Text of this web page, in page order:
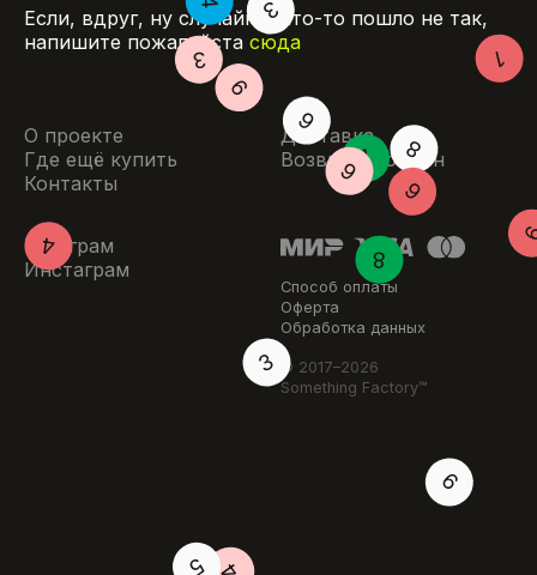
Если, вдруг, ну случайно, что-то пошло не так,
напишите пожалуйста сюда
О проекте
Где ещё купить
Контакты
Доставка
Возврат и обмен
Телеграм
Инстаграм
Способ оплаты
Оферта
Обработка данных
© 2017–2026
Something Factory™